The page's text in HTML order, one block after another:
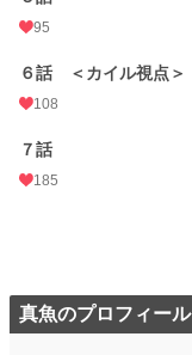
95
６話 ＜カイル視点＞
108
７話
185
真魚のプロフィール